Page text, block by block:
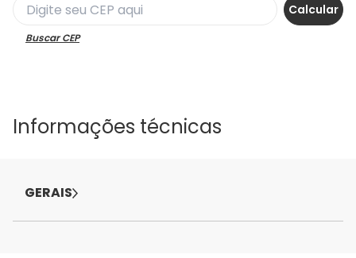
Buscar CEP
Informações técnicas
GERAIS